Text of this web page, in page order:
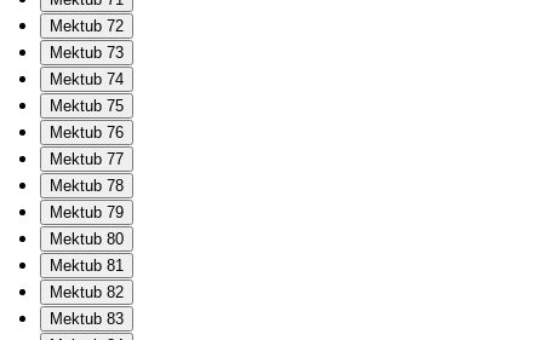
Mektub 72
Mektub 73
Mektub 74
Mektub 75
Mektub 76
Mektub 77
Mektub 78
Mektub 79
Mektub 80
Mektub 81
Mektub 82
Mektub 83